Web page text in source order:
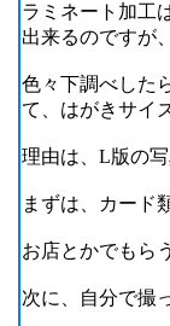
ラミネート加工
出来るのですが
色々下調べした
て、はがきサイ
理由は、L版の
まずは、カード
お店とかでもら
次に、自分で撮